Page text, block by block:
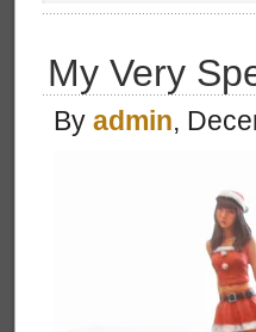
My Very
By admin,